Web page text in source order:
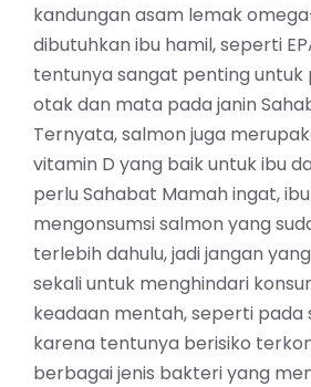
kandungan asam lemak
dibutuhkan ibu hamil, seperti
tentunya sangat penting
otak dan mata pada janin
Ternyata, salmon juga
vitamin D yang baik untuk ibu
perlu Sahabat Mamah ingat,
mengonsumsi salmon yang
terlebih dahulu, jadi jangan
sekali untuk menghindari
keadaan mentah, seperti pada
karena tentunya berisiko
berbagai jenis bakteri yang